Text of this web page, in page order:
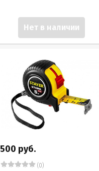
Нет в наличии
500 руб.
(0)